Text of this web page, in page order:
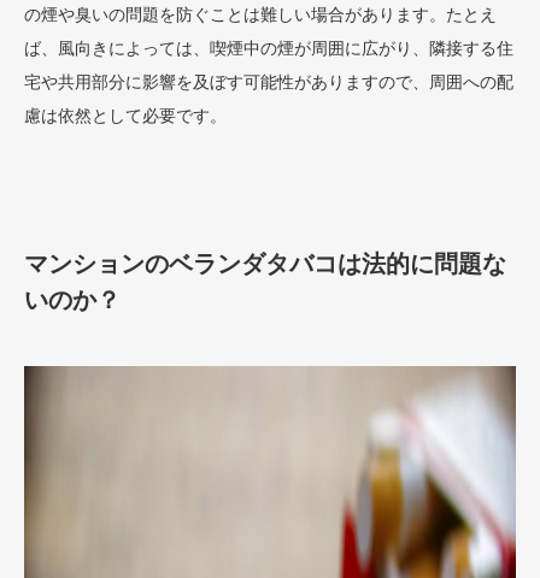
の煙や臭いの問題を防ぐことは難しい場合があります。たとえ
ば、風向きによっては、喫煙中の煙が周囲に広がり、隣接する住
宅や共用部分に影響を及ぼす可能性がありますので、周囲への配
慮は依然として必要です​。
マンションのベランダタバコは法的に問題な
いのか？